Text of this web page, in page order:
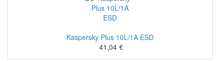
Kaspersky Plus 10L/1A ESD
41,04 €